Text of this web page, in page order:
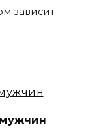
зависит